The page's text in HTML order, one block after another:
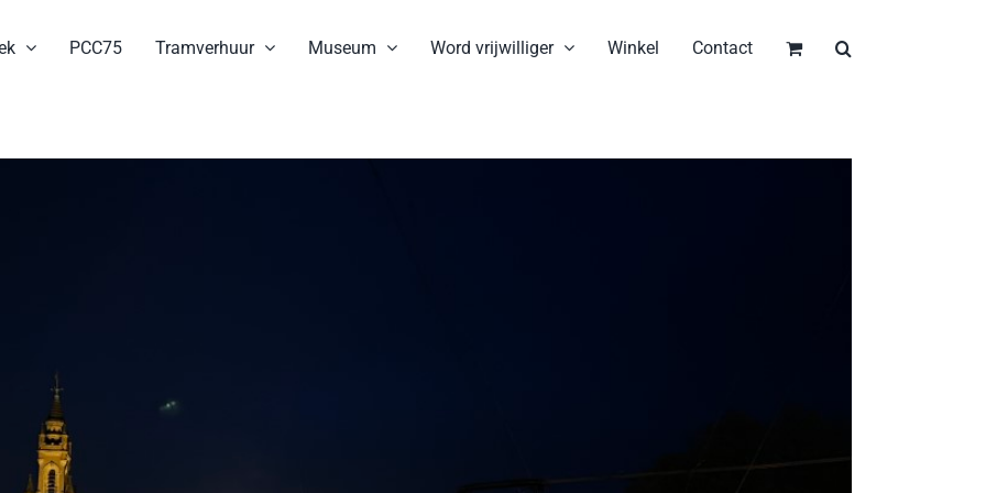
PCC75 Tramverhuur Museum Word vrijwilliger Winkel Contact